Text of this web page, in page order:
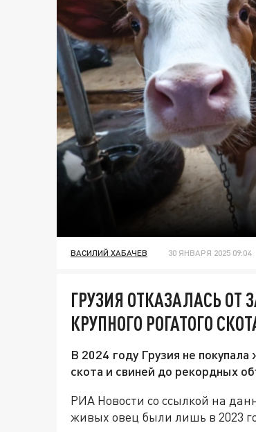
ВАСИЛИЙ ХАБАЧЕВ 30 ЯНВАРЯ 2025 09:04
ГРУЗИЯ ОТКАЗАЛАСЬ ОТ
КРУПНОГО РОГАТОГО
В 2024 году Грузия не
скота и свиней до рекордных
РИА Новости со ссылкой на
живых овец были лишь в 2023